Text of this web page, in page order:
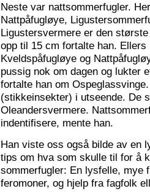
Neste var nattsommerfugler.
Nattpåfugløye,
Ligustersvermere er den
opp til 15 cm fortalte han.
Kveldspåfugløye og
pussig nok om dagen og lukter
fortalte han om
(stikkeinsekter) i utseende. De
Oleandersvermere.
indentifisere, mente han.
Han viste oss også bilde av en
tips om hva som skulle til for å
sommerfugler: En lysfelle, mye
feromoner, og hjelp fra fagfolk